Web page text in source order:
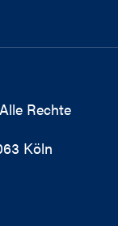
Rechte
Köln